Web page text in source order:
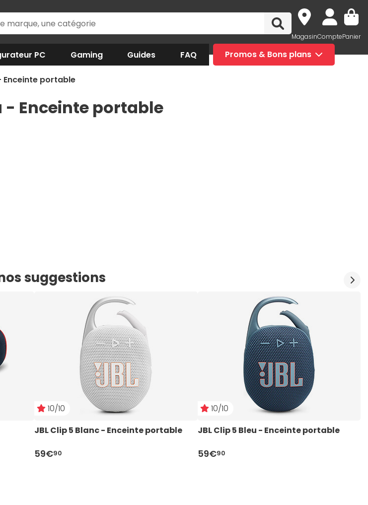
MagasinComptePanier
PC Gaming Guides FAQ Promos & Bons plans
Enceinte portable
- Enceinte portable
suggestions
10/10
JBL Clip 5 Blanc - Enceinte portable
59€90
10/10
JBL Clip 5 Bleu - Enceinte portable
59€90